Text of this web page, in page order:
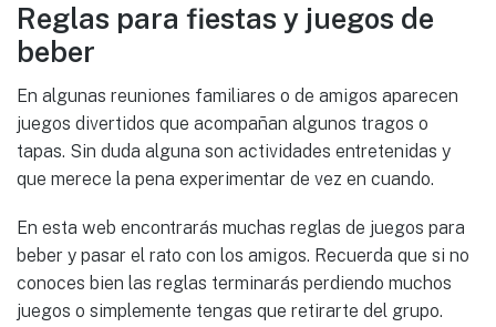
Reglas para fiestas y juegos de
beber
En algunas reuniones familiares o de amigos aparecen
juegos divertidos que acompañan algunos tragos o
tapas. Sin duda alguna son actividades entretenidas y
que merece la pena experimentar de vez en cuando.
En esta web encontrarás muchas reglas de juegos para
beber y pasar el rato con los amigos. Recuerda que si no
conoces bien las reglas terminarás perdiendo muchos
juegos o simplemente tengas que retirarte del grupo.